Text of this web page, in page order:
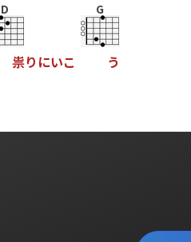
D
祟り にいこ
G
う